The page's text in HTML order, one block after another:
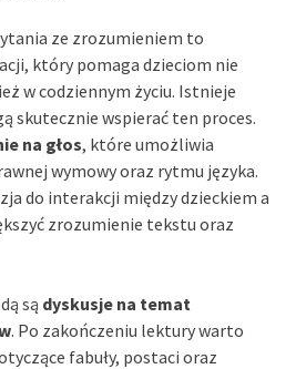
ze zrozumieniem to
który pomaga dzieciom nie
w codziennym życiu. Istnieje
skutecznie wspierać ten proces.
na głos, które umożliwia
wymowy oraz rytmu języka.
do interakcji między dzieckiem a
zrozumienie tekstu oraz
są dyskusje na temat
. Po zakończeniu lektury warto
fabuły, postaci oraz